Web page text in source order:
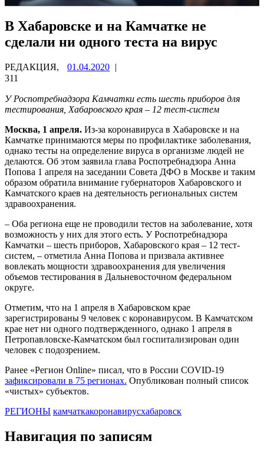
В Хабаровске и на Камчатке не
сделали ни одного теста на вирус
РЕДАКЦИЯ, 01.04.2020 |
311
У Роспотребнадзора Камчатки есть шесть приборов для
тестирования, Хабаровского края – 12 тест-систем
Москва, 1 апреля. Из-за коронавируса в Хабаровске и на
Камчатке принимаются меры по профилактике заболевания,
однако тесты на определение вируса в организме людей не
делаются. Об этом заявила глава Роспотребнадзора Анна
Попова 1 апреля на заседании Совета ДФО в Москве и таким
образом обратила внимание губернаторов Хабаровского и
Камчатского краев на деятельность региональных систем
здравоохранения.
– Оба региона еще не проводили тестов на заболевание, хотя
возможность у них для этого есть. У Роспотребнадзора
Камчатки – шесть приборов, Хабаровского края – 12 тест-
систем, – отметила Анна Попова и призвала активнее
вовлекать мощности здравоохранения для увеличения
объемов тестирования в Дальневосточном федеральном
округе.
Отметим, что на 1 апреля в Хабаровском крае
зарегистрированы 9 человек с коронавирусом. В Камчатском
крае нет ни одного подтвержденного, однако 1 апреля в
Петропавловске-Камчатском был госпитализирован один
человек с подозрением.
Ранее «Регион Online» писал, что в России COVID-19
зафиксировали в 75 регионах. Опубликован полный список
«чистых» субъектов.
РЕГИОНЫ камчаткакоронавирусхабаровск
Навигация по записям